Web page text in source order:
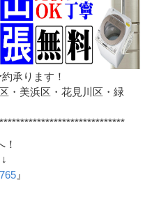
承ります！
・美浜区・花見川区・緑
』